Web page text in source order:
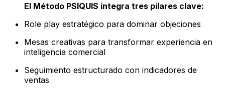
El Método PSIQUIS integra tres pilares clave:
Role play estratégico para dominar objeciones
Mesas creativas para transformar experiencia en
inteligencia comercial
Seguimiento estructurado con indicadores de
ventas